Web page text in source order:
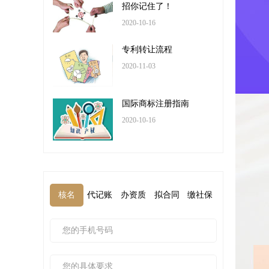
招你记住了！
2020-10-16
专利转让流程
2020-11-03
国际商标注册指南
2020-10-16
核名 代记账 办资质 拟合同 缴社保